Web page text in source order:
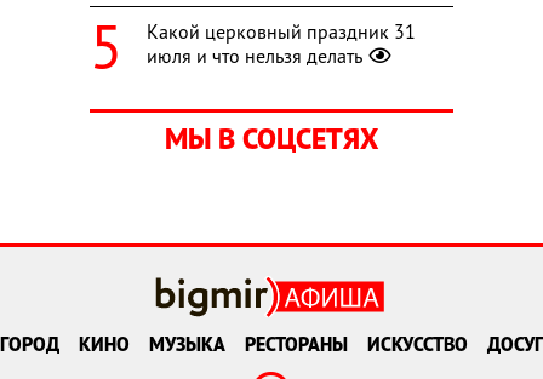
Какой церковный праздник 31
июля и что нельзя делать
МЫ В СОЦСЕТЯХ
ГОРОД КИНО МУЗЫКА РЕСТОРАНЫ ИСКУССТВО ДОСУГ